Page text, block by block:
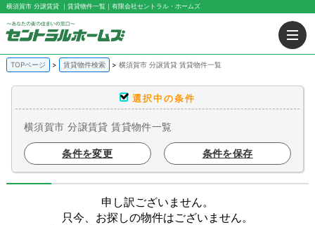
横須賀市 分譲賃貸 ｜賃貸物件一覧｜有限会社セントラル・ホームズ
TOPページ 賃貸物件検索 横須賀市 分譲賃貸 賃貸物件一覧
選択中の条件
横須賀市 分譲賃貸 賃貸物件一覧
条件を変更 条件を保存
申し訳ございません。
只今、お探しの物件はございません。